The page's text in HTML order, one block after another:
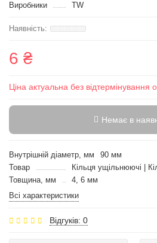
Виробники
TW
6 ₴
Ціна актуальна без відтермінування
Немає в
Внутрішній діаметр, мм
90 мм
Товар
Кільця ущільнюючі |
Товщина, мм
4, 6 мм
Всі характеристики
Відгуків: 0